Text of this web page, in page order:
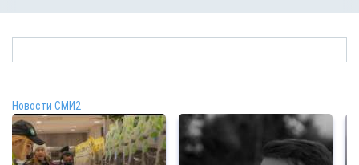
Новости СМИ2